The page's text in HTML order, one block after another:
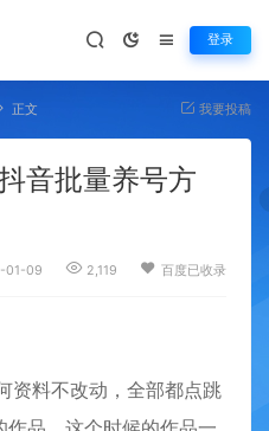
登录
正文 我要投稿
音批量养号方
01-09 2,119 百度已收录
资料不改动，全部都点跳